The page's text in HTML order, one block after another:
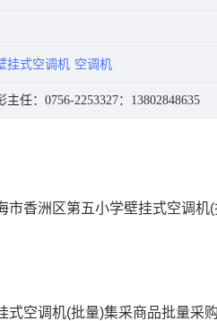
挂式空调机 空调机
主任：0756-2253327：13802848635
市香洲区第五小学壁挂式空调
式空调机(批量)集采商品批量采